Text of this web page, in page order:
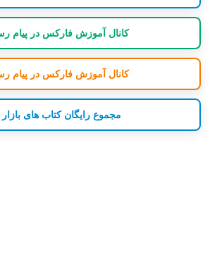
کانال آموزش فارکس در پیام
کانال آموزش فارکس در پیام
مجموع رایگان کتاب های